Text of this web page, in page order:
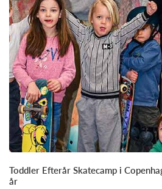
Toddler Efterår Skatecamp i
år